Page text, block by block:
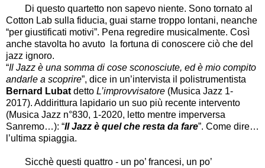
Di questo quartetto non sapevo niente. Sono tornato al
Cotton Lab sulla fiducia, guai starne troppo lontani, neanche
“per giustificati motivi”. Pena regredire musicalmente. Così
anche stavolta ho avuto la fortuna di conoscere ciò che del
jazz ignoro.
“Il Jazz è una somma di cose sconosciute, ed è mio compito
andarle a scoprire”, dice in un’intervista il polistrumentista
Bernard Lubat detto L’improvvisatore (Musica Jazz 1-
2017). Addirittura lapidario un suo più recente intervento
(Musica Jazz n°830, 1-2020, letto mentre imperversa
Sanremo…): “Il Jazz è quel che resta da fare”. Come dire…
l’ultima spiaggia.
Sicchè questi quattro - un po’ francesi, un po’